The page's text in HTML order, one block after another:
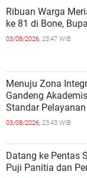
Ribuan Warga
ke 81 di Bone,
03/08/2026, 23:47 WIB
Menuju Zona
Gandeng
Standar Pelayanan
03/08/2026, 23:43 WIB
Datang ke Pentas
Puji Panitia dan